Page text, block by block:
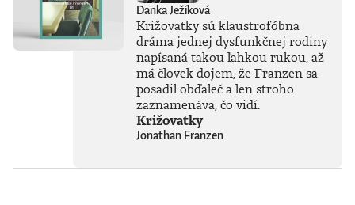
v dlhom príbehu a
tvrdí, že sme stále
iba na začiatku
Naznačuje, že
technológie, ktoré
ešte neboli ani
životy v 30. rokoch
Danka Ježíková
Križovatky sú klaustrofóbna
dráma jednej dysfunkčnej rodiny
napísaná takou ľahkou rukou, až
má človek dojem, že Franzen sa
posadil obďaleč a len stroho
zaznamenáva, čo vidí.
Križovatky
Jonathan Franzen